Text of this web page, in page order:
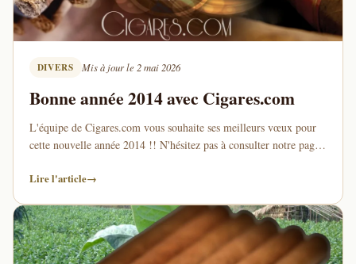
DIVERS Mis à jour le 2 mai 2026
Bonne année 2014 avec Cigares.com
L'équipe de Cigares.com vous souhaite ses meilleurs vœux pour
cette nouvelle année 2014 !! N'hésitez pas à consulter notre page
Lire l'article→